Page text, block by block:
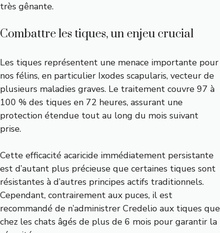
très gênante.
Combattre les tiques, un enjeu crucial
Les tiques représentent une menace importante pour
nos félins, en particulier Ixodes scapularis, vecteur de
plusieurs maladies graves. Le traitement couvre 97 à
100 % des tiques en 72 heures, assurant une
protection étendue tout au long du mois suivant
prise.
Cette efficacité acaricide immédiatement persistante
est d’autant plus précieuse que certaines tiques sont
résistantes à d’autres principes actifs traditionnels.
Cependant, contrairement aux puces, il est
recommandé de n’administrer Credelio aux tiques que
chez les chats âgés de plus de 6 mois pour garantir la